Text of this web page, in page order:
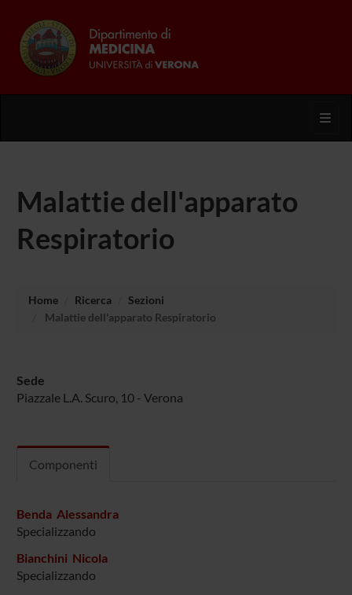
Malattie dell'apparato
Respiratorio
Home Ricerca
Sezioni
Malattie dell'apparato Respiratorio
Sede
Piazzale L.A. Scuro, 10 - Verona
Componenti
Benda Alessandra
Specializzando
Bianchini Nicola
Specializzando